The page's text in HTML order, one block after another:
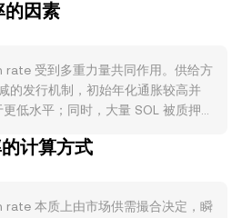
的因素
rate 受到多重力量共同作用。供给方
的发行机制，初始年化通胀较高并
低水平；同时，大量 SOL 被质押
行部分销毁机制，链上活动越旺，
活跃度：高吞吐特性吸引了链上
计算方式
rate 本质上由市场供需撮合决定，瞬